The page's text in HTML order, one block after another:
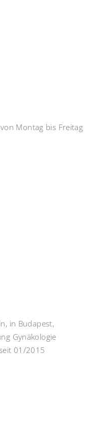
Montag bis Freitag
in Budapest,
Gynäkologie
01/2015